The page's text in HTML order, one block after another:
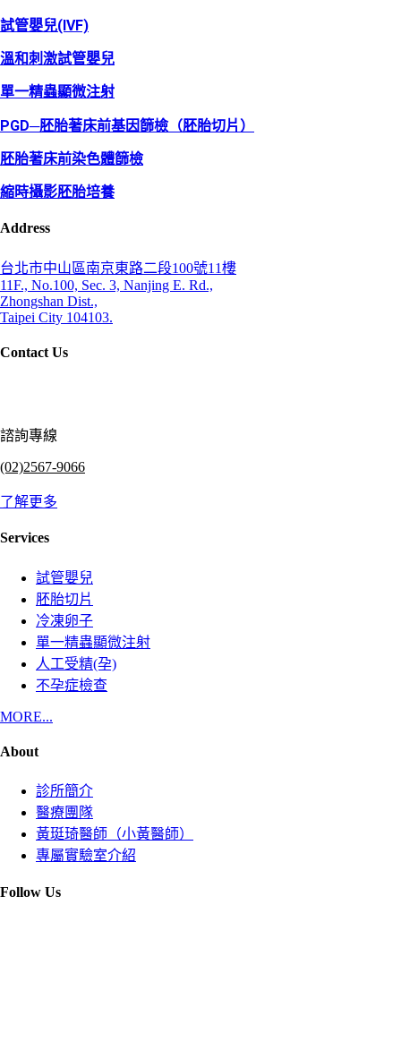
試管嬰兒(IVF)
溫和刺激試管嬰兒
單一精蟲顯微注射
PGD─胚胎著床前基因篩檢（胚胎切片）
胚胎著床前染色體篩檢
縮時攝影胚胎培養
Address
台北市中山區南京東路二段100號11樓
11F., No.100, Sec. 3, Nanjing E. Rd.,
Zhongshan Dist.,
Taipei City 104103.
Contact Us
諮詢專線
(02)2567-9066
了解更多
Services
試管嬰兒
胚胎切片
冷凍卵子
單一精蟲顯微注射
人工受精(孕)
不孕症檢查
MORE...
About
診所簡介
醫療團隊
黃珽琦醫師（小黃醫師）
專屬實驗室介紹
Follow Us